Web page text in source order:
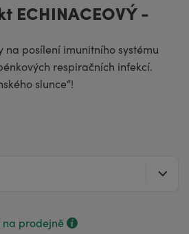
ECHINACEOVÝ -
na posílení imunitního systému
respiračních infekcí.
slunce“!
na prodejně